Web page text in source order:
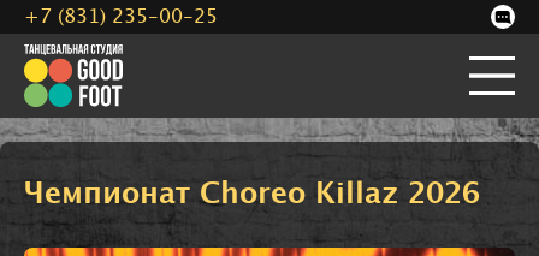
Чемпионат Choreo Killaz 2026
+7 (831) 235-00-25